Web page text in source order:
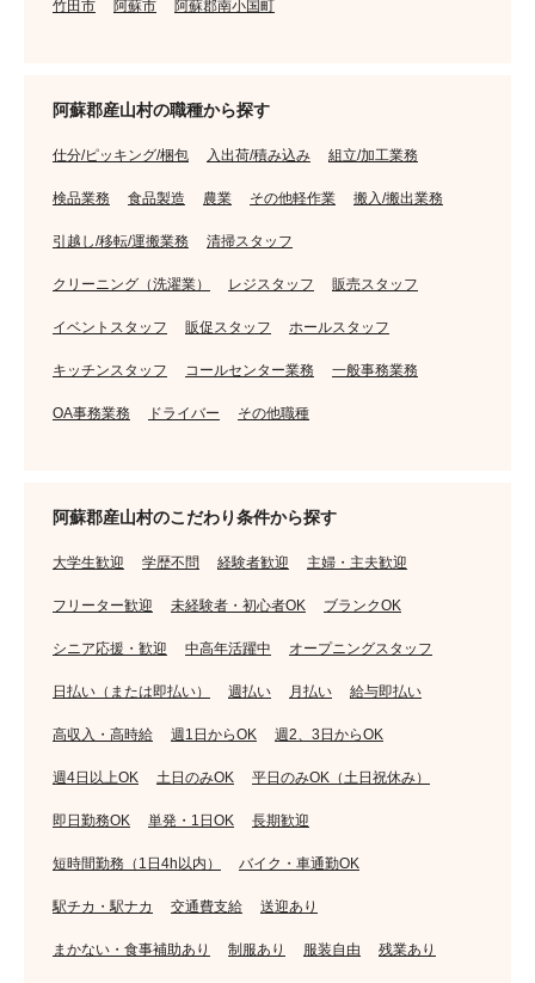
竹田市 阿蘇市 阿蘇郡南小国町
阿蘇郡産山村の職種から探す
仕分/ピッキング/梱包 入出荷/積み込み 組立/加工業務
検品業務 食品製造 農業 その他軽作業 搬入/搬出業務
引越し/移転/運搬業務 清掃スタッフ
クリーニング（洗濯業） レジスタッフ 販売スタッフ
イベントスタッフ 販促スタッフ ホールスタッフ
キッチンスタッフ コールセンター業務 一般事務業務
OA事務業務 ドライバー その他職種
阿蘇郡産山村のこだわり条件から探す
大学生歓迎 学歴不問 経験者歓迎 主婦・主夫歓迎
フリーター歓迎 未経験者・初心者OK ブランクOK
シニア応援・歓迎 中高年活躍中 オープニングスタッフ
日払い（または即払い） 週払い 月払い 給与即払い
高収入・高時給 週1日からOK 週2、3日からOK
週4日以上OK 土日のみOK 平日のみOK（土日祝休み）
即日勤務OK 単発・1日OK 長期歓迎
短時間勤務（1日4h以内） バイク・車通勤OK
駅チカ・駅ナカ 交通費支給 送迎あり
まかない・食事補助あり 制服あり 服装自由 残業あり